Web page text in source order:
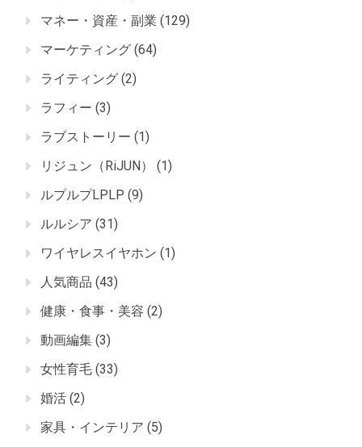
マネー・資産・副業 (129)
マーケティング (64)
ライティング (2)
ラフィー (3)
ラブストーリー (1)
リジュン（RiJUN）
(1)
ルプルプLPLP (9)
ルルシア (31)
ワイヤレスイヤホン (1)
人気商品 (43)
健康・食事・美容 (2)
動画編集 (3)
女性育毛 (33)
婚活 (2)
家具・インテリア (5)